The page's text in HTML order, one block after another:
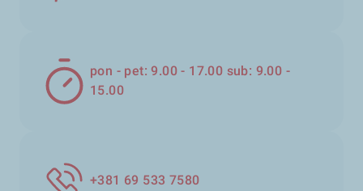
pon - pet: 9.00 - 17.00 sub: 9.00 -
15.00
+381 69 533 7580